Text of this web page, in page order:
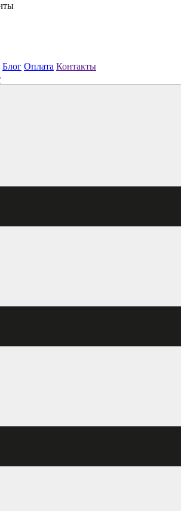
Блог Оплата Контакты